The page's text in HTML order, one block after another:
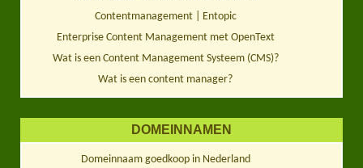
Contentmanagement | Entopic
Enterprise Content Management met OpenText
Wat is een Content Management Systeem (CMS)?
Wat is een content manager?
DOMEINNAMEN
Domeinnaam goedkoop in Nederland